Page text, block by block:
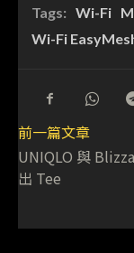
Tags: Wi-Fi
Wi-Fi
前一篇文章
UNIQLO 與
出 Tee